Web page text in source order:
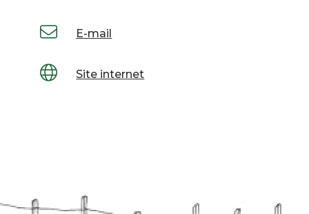
E-mail
Site internet